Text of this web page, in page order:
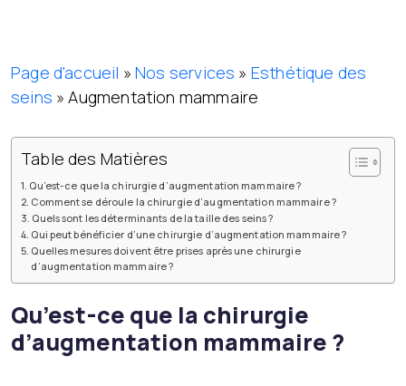
Page d'accueil »Nos services » Esthétique des
seins »Augmentation mammaire
Table des Matières
Qu’est-ce que la chirurgie d’augmentation mammaire ?
Comment se déroule la chirurgie d’augmentation mammaire ?
Quels sont les déterminants de la taille des seins ?
Qui peut bénéficier d’une chirurgie d’augmentation mammaire ?
Quelles mesures doivent être prises après une chirurgie
d’augmentation mammaire ?
Qu’est-ce que la chirurgie
d’augmentation mammaire ?